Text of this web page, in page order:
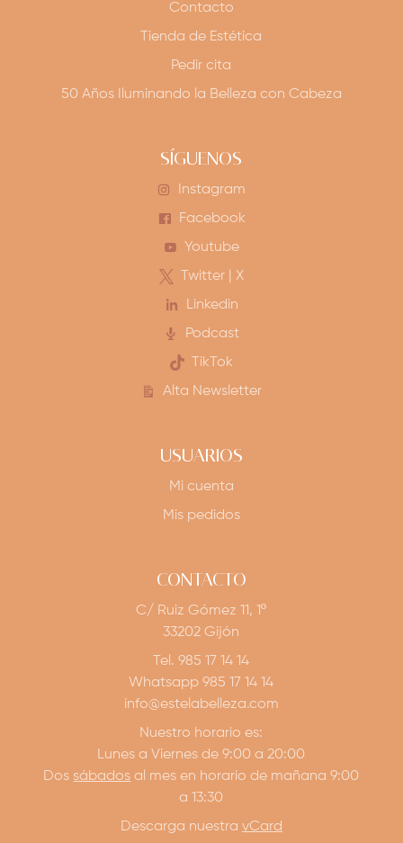
Contacto
Tienda de Estética
Pedir cita
50 Años Iluminando la Belleza con Cabeza
SÍGUENOS
Instagram
Facebook
Youtube
Twitter | X
Linkedin
Podcast
TikTok
Alta Newsletter
USUARIOS
Mi cuenta
Mis pedidos
CONTACTO
C/ Ruiz Gómez 11, 1º
33202 Gijón
Tel. 985 17 14 14
Whatsapp 985 17 14 14
info@estelabelleza.com
Nuestro horario es:
Lunes a Viernes de 9:00 a 20:00
Dos sábados al mes en horario de mañana 9:00
a 13:30
Descarga nuestra vCard